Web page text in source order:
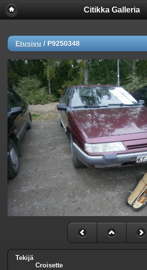
Citikka Galleria
Etusivu / P9250348
Tekijä
Croisette